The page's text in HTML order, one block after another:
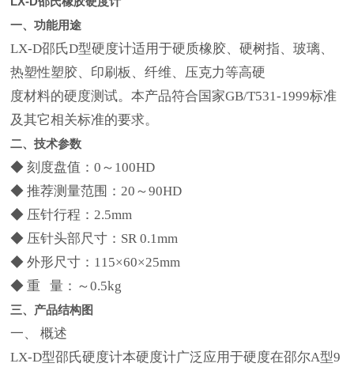
一、功能用途
LX-D邵氏D型硬度计适用于硬质橡胶、硬树指、玻璃、
热塑性塑胶、印刷板、纤维、压克力等高硬
度材料的硬度测试。本产品符合国家GB/T531-1999标准
及其它相关标准的要求。
二、技术参数
◆ 刻度盘值：0～100HD
◆ 推荐测量范围：20～90HD
◆ 压针行程：2.5mm
◆ 压针头部尺寸：SR 0.1mm
◆ 外形尺寸：115×60×25mm
◆ 重 量：～0.5kg
三、产品结构图
一、 概述
LX-D型邵氏硬度计本硬度计广泛应用于硬度在邵尔A型9